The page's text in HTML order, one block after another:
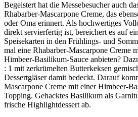
Begeistert hat die Messebesucher auch
Rhabarber-Mascarpone Creme, das
oder Oma erinnert. Als hochwertiges
direkt servierfertig ist, bereichert es auf
Speisekarten in den Frühlings- und
mal eine Rhabarber-Mascarpone Creme
Himbeer-Basilikum-Sauce anbieten?
: 1 mit zerkrümelten Butterkeksen
Dessertgläser damit bedeckt. Darauf
Mascarpone Creme mit einer Himbeer-
Topping. Gehacktes Basilikum als
frische Highlightdessert ab.